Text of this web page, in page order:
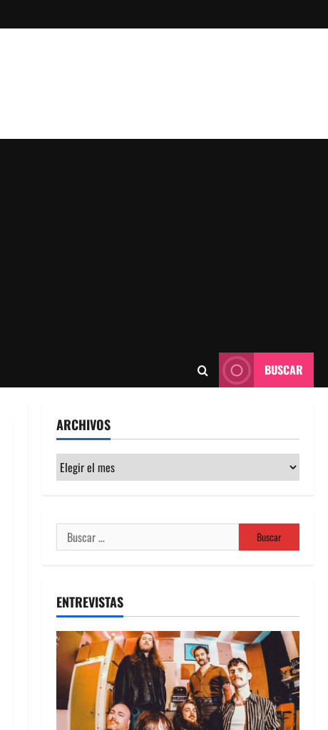
BUSCAR
ARCHIVOS
Archivos
Buscar:
ENTREVISTAS